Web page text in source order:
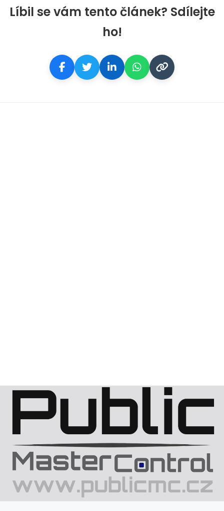
Líbil se vám tento článek? Sdílejte
ho!